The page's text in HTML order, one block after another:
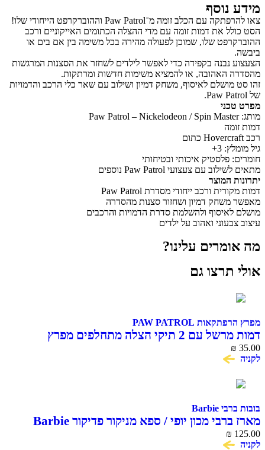
מידע נוסף
צאו להרפתקה עם הכלב זומה מ־Paw Patrol וההוברקרפט הייחודי שלו!
הסט כולל את דמות זומה עם מדי ההצלה הכתומים האייקוניים ורכב
ההוברקרפט שלו, שמוכן לפעולה מהירה בכל משימה בין אם בים או
ביבשה.
הצעצוע נבנה בקפידה כדי לאפשר לילדים לשחזר את הסצנות המרגשות
מהסדרה האהובה, או להמציא משימות חדשות ומרתקות.
זהו סט מושלם לאיסוף, משחק דמיון ושילוב עם שאר כלי הרכב והדמויות
של Paw Patrol.
מפרט טכני
מותג: Paw Patrol – Nickelodeon / Spin Master
דמות זומה
רכב Hovercraft כתום
גיל מומלץ: 3+
חומרים: פלסטיק איכותי ובטיחותי
מתאים לשילוב עם צעצועי Paw Patrol נוספים
יתרונות המוצר
דמות מקורית ורכב ייחודי מסדרת Paw Patrol
מאפשר משחק דמיון ושחזור סצנות מהסדרה
מושלם לאיסוף ולהשלמת סדרת הדמויות והרכבים
עיצוב צבעוני ואהוב על ילדים
מה אומרים עלינו?
אולי תרצו גם
מפרץ הרפתקאות PAW PATROL
דמות מרשל עם 2 תיקי הצלה מתחלפים מפרץ
ההרפתקאות PAW Patrol
₪ 35.00
לקניה
בובות ברבי Barbie
מארז ברבי מכון יופי / ספא מניקור פדיקור Barbie
₪ 125.00
לקניה